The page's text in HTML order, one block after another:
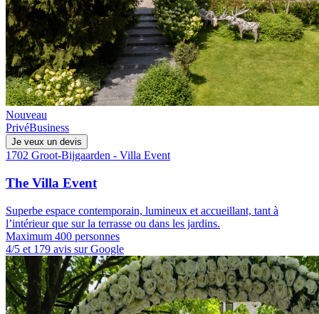
Nouveau
PrivéBusiness
Je veux un devis
1702 Groot-Bijgaarden - Villa Event
The Villa Event
Superbe espace contemporain, lumineux et accueillant, tant à
l’intérieur que sur la terrasse ou dans les jardins.
Maximum 400 personnes
4/5 et 179 avis sur Google